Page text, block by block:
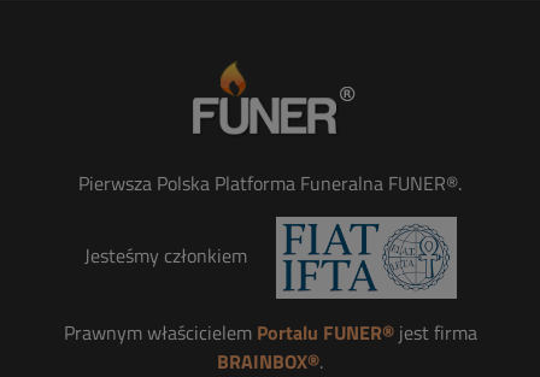
Pierwsza Polska Platforma Funeralna FUNER®.
Jesteśmy członkiem
Prawnym właścicielem Portalu FUNER®jest firma
BRAINBOX®.